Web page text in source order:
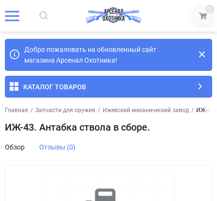
0
Добро пожаловать на обновленный сайт
магазина Арсенал Охотника!
КАТАЛОГ ТОВАРОВ
Главная / Запчасти для оружия / Ижевский механический завод / ИЖ-43.
ИЖ-43. Антабка ствола в сборе.
Обзор Отзывы (0)